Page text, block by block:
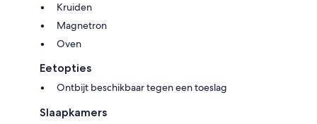
Kruiden
Magnetron
Oven
Eetopties
Ontbijt beschikbaar tegen een toeslag
Slaapkamers